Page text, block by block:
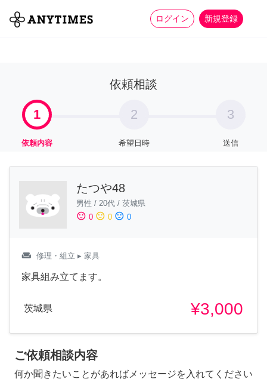
ログイン 新規登録
全て 家事 more_horiz
依頼相談
1
依頼内容
2
希望日時
3
送信
たつや48
男性 / 20代 / 茨城県
sentiment_satisfied 0 sentiment_neutral 0 sentiment_dissatisfied 0
weekend 修理・組立 ▸ 家具
家具組み立てます。
茨城県 ¥3,000
ご依頼相談内容
何か聞きたいことがあればメッセージを入れてください